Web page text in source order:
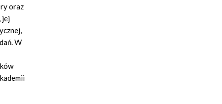
oraz
jej
W